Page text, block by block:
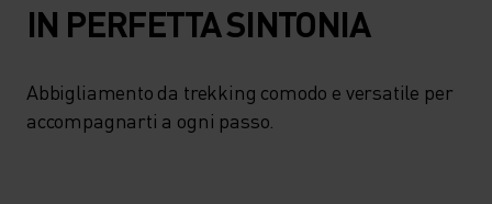
IN PERFETTA SINTONIA
Abbigliamento da trekking comodo e versatile per
accompagnarti a ogni passo.